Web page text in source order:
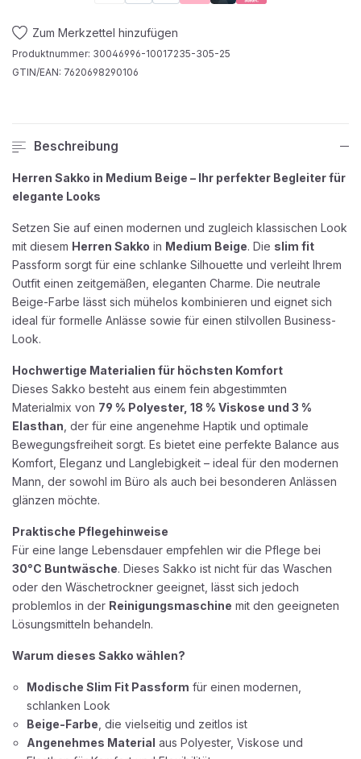
Zum Merkzettel hinzufügen
Produktnummer: 30046996-10017235-305-25
GTIN/EAN: 7620698290106
Beschreibung
Herren Sakko in Medium Beige – Ihr perfekter Begleiter für
elegante Looks
Setzen Sie auf einen modernen und zugleich klassischen Look
mit diesem Herren Sakko in Medium Beige. Die slim fit
Passform sorgt für eine schlanke Silhouette und verleiht Ihrem
Outfit einen zeitgemäßen, eleganten Charme. Die neutrale
Beige-Farbe lässt sich mühelos kombinieren und eignet sich
ideal für formelle Anlässe sowie für einen stilvollen Business-
Look.
Hochwertige Materialien für höchsten Komfort
Dieses Sakko besteht aus einem fein abgestimmten
Materialmix von 79 % Polyester, 18 % Viskose und 3 %
Elasthan , der für eine angenehme Haptik und optimale
Bewegungsfreiheit sorgt. Es bietet eine perfekte Balance aus
Komfort, Eleganz und Langlebigkeit – ideal für den modernen
Mann, der sowohl im Büro als auch bei besonderen Anlässen
glänzen möchte.
Praktische Pflegehinweise
Für eine lange Lebensdauer empfehlen wir die Pflege bei
30°C Buntwäsche. Dieses Sakko ist nicht für das Waschen
oder den Wäschetrockner geeignet, lässt sich jedoch
problemlos in der Reinigungsmaschine mit den geeigneten
Lösungsmitteln behandeln.
Warum dieses Sakko wählen?
Modische Slim Fit Passform für einen modernen,
schlanken Look
Beige-Farbe , die vielseitig und zeitlos ist
Angenehmes Material aus Polyester, Viskose und